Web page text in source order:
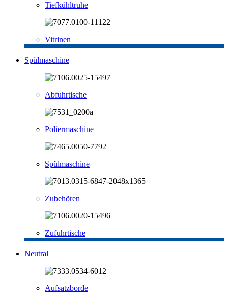
Tiefkühltruhe
Vitrinen
Spülmaschine
Abfuhrtische
Poliermaschine
Spülmaschine
Zubehören
Zufuhrtische
Neutral
Aufsatzborde